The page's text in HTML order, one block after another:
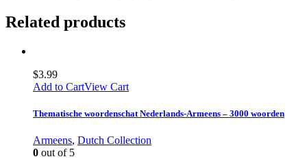
Related products
$3.99
Add to CartView Cart
Thematische woordenschat Nederlands-Armeens – 3000 woorden
Armeens, Dutch Collection
0 out of 5